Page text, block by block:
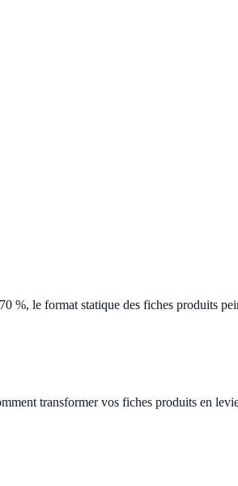
%, le format statique des fiches produits
transformer vos fiches produits en